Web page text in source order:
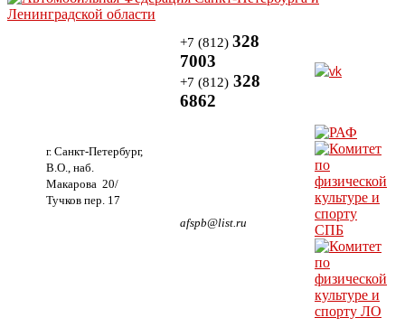
г. Санкт-Петербург,
В.О., наб.
Макарова 20/
Тучков пер. 17
+7 (812) 328
7003
+7 (812) 328
6862
afspb@list.ru